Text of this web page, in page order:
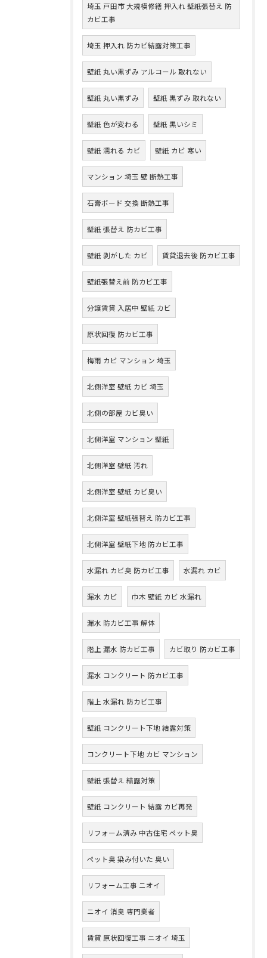
埼玉 戸田市 大規模修繕 押入れ 壁紙張替え 防
カビ工事
埼玉 押入れ 防カビ結露対策工事
壁紙 丸い黒ずみ アルコール 取れない
壁紙 丸い黒ずみ 壁紙 黒ずみ 取れない
壁紙 色が変わる 壁紙 黒いシミ
壁紙 濡れる カビ 壁紙 カビ 寒い
マンション 埼玉 壁 断熱工事
石膏ボード 交換 断熱工事
壁紙 張替え 防カビ工事
壁紙 剥がした カビ 賃貸退去後 防カビ工事
壁紙張替え前 防カビ工事
分譲賃貸 入居中 壁紙 カビ
原状回復 防カビ工事
梅雨 カビ マンション 埼玉
北側洋室 壁紙 カビ 埼玉
北側の部屋 カビ臭い
北側洋室 マンション 壁紙
北側洋室 壁紙 汚れ
北側洋室 壁紙 カビ臭い
北側洋室 壁紙張替え 防カビ工事
北側洋室 壁紙下地 防カビ工事
水漏れ カビ臭 防カビ工事 水漏れ カビ
漏水 カビ 巾木 壁紙 カビ 水漏れ
漏水 防カビ工事 解体
階上 漏水 防カビ工事 カビ取り 防カビ工事
漏水 コンクリート 防カビ工事
階上 水漏れ 防カビ工事
壁紙 コンクリート下地 結露対策
コンクリート下地 カビ マンション
壁紙 張替え 結露対策
壁紙 コンクリート 結露 カビ再発
リフォーム済み 中古住宅 ペット臭
ペット臭 染み付いた 臭い
リフォーム工事 ニオイ
ニオイ 消臭 専門業者
賃貸 原状回復工事 ニオイ 埼玉